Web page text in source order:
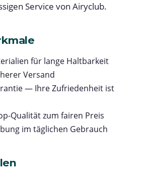
Service von Airyclub.
für lange Haltbarkeit
Versand
— Ihre Zufriedenheit ist
Qualität zum fairen Preis
im täglichen Gebrauch